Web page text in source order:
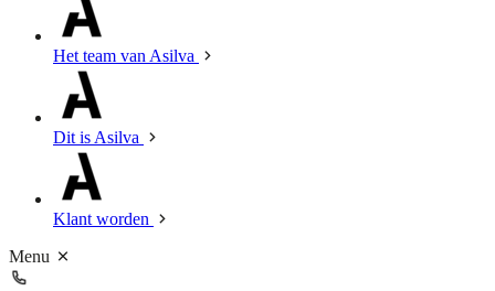
Het team van Asilva
Dit is Asilva
Klant worden
Menu